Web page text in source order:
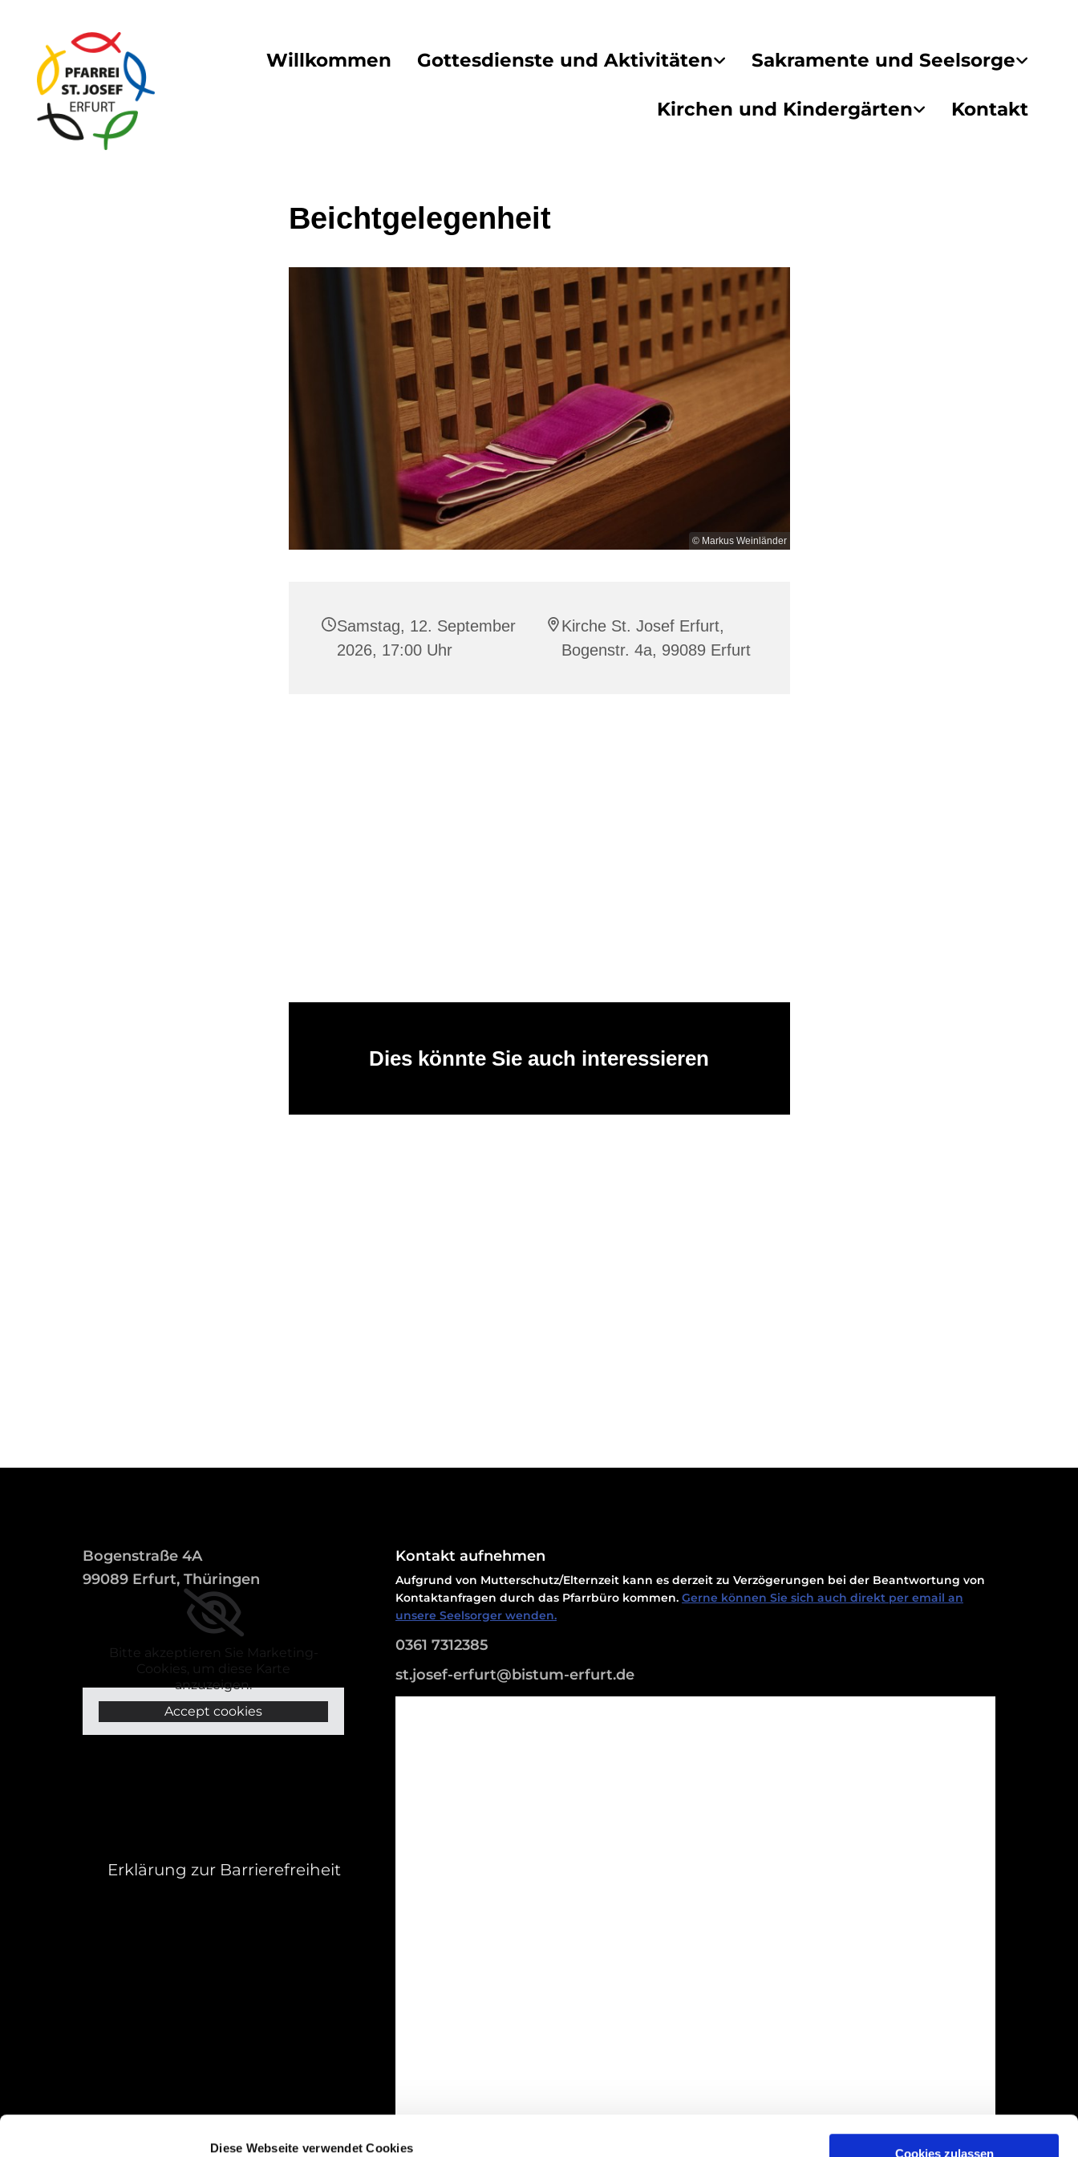
Diese Webseite verwendet Cookies Cookies zulassen
Willkommen Gottesdienste und Aktivitäten Sakramente und Seelsorge
Kirchen und Kindergärten Kontakt
Beichtgelegenheit
© Markus Weinländer
Samstag, 12. September
2026, 17:00 Uhr
Kirche St. Josef Erfurt,
Bogenstr. 4a, 99089 Erfurt
Dies könnte Sie auch interessieren
Bogenstraße 4A
99089 Erfurt, Thüringen
Bitte akzeptieren Sie Marketing-
Cookies, um diese Karte
anzuzeigen.
Accept cookies
Erklärung zur Barrierefreiheit
Kontakt aufnehmen
Aufgrund von Mutterschutz/Elternzeit kann es derzeit zu Verzögerungen bei der Beantwortung von
Kontaktanfragen durch das Pfarrbüro kommen. Gerne können Sie sich auch direkt per email an
unsere Seelsorger wenden.
0361 7312385
st.josef-erfurt@bistum-erfurt.de